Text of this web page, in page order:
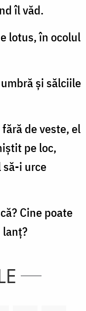
îl văd.
lotus, în ocolul
şi sălciile
de veste, el
pe loc,
să-i urce
Cine poate